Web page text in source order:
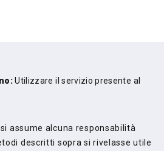
Utilizzare il servizio presente al
assume alcuna responsabilità
descritti sopra si rivelasse utile